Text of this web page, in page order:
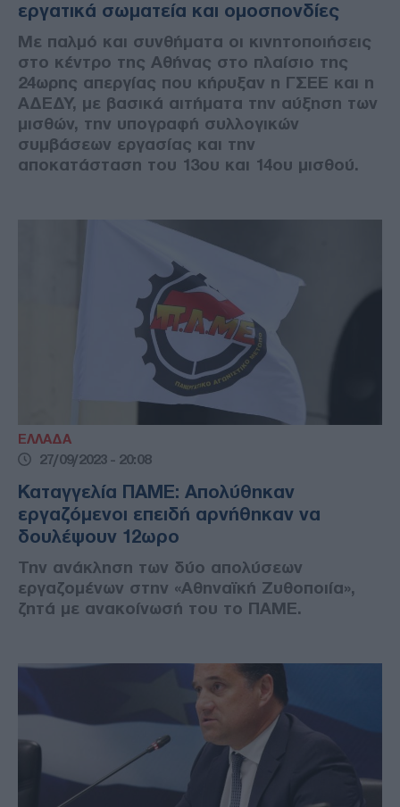
εργατικά σωματεία και ομοσπονδίες
Με παλμό και συνθήματα οι κινητοποιήσεις
στο κέντρο της Αθήνας στο πλαίσιο της
24ωρης απεργίας που κήρυξαν η ΓΣΕΕ και η
ΑΔΕΔΥ, με βασικά αιτήματα την αύξηση των
μισθών, την υπογραφή συλλογικών
συμβάσεων εργασίας και την
αποκατάσταση του 13ου και 14ου μισθού.
ΕΛΛΑΔΑ
27/09/2023 - 20:08
Καταγγελία ΠΑΜΕ: Απολύθηκαν
εργαζόμενοι επειδή αρνήθηκαν να
δουλέψουν 12ωρο
Την ανάκληση των δύο απολύσεων
εργαζομένων στην «Αθηναϊκή Ζυθοποιία»,
ζητά με ανακοίνωσή του το ΠΑΜΕ.